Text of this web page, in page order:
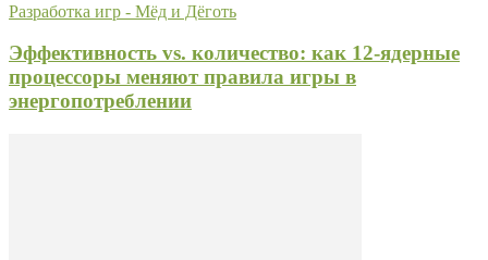
Разработка игр - Мёд и Дёготь
Эффективность vs. количество: как 12-ядерные
процессоры меняют правила игры в
энергопотреблении